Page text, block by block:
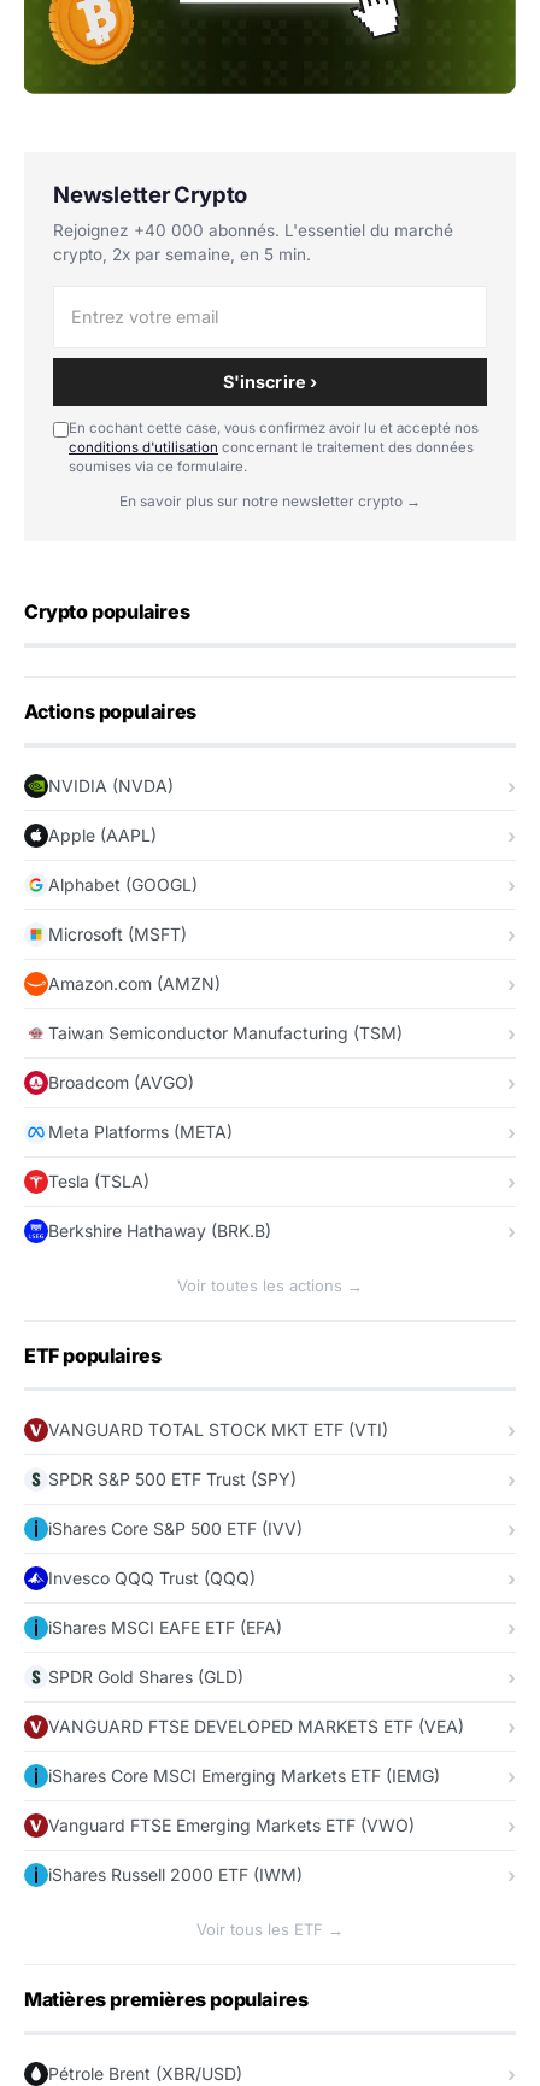
Newsletter Crypto
Rejoignez +40 000 abonnés. L'essentiel du marché
crypto, 2x par semaine, en 5 min.
S'inscrire ›
En cochant cette case, vous confirmez avoir lu et accepté nos
conditions d'utilisation concernant le traitement des données
soumises via ce formulaire.
En savoir plus sur notre newsletter crypto →
Crypto populaires
Actions populaires
NVIDIA (NVDA)
Apple (AAPL)
Alphabet (GOOGL)
Microsoft (MSFT)
Amazon.com (AMZN)
Taiwan Semiconductor Manufacturing (TSM)
Broadcom (AVGO)
Meta Platforms (META)
Tesla (TSLA)
Berkshire Hathaway (BRK.B)
Voir toutes les actions →
ETF populaires
VANGUARD TOTAL STOCK MKT ETF (VTI)
SPDR S&P 500 ETF Trust (SPY)
iShares Core S&P 500 ETF (IVV)
Invesco QQQ Trust (QQQ)
iShares MSCI EAFE ETF (EFA)
SPDR Gold Shares (GLD)
VANGUARD FTSE DEVELOPED MARKETS ETF (VEA)
iShares Core MSCI Emerging Markets ETF (IEMG)
Vanguard FTSE Emerging Markets ETF (VWO)
iShares Russell 2000 ETF (IWM)
Voir tous les ETF →
Matières premières populaires
Pétrole Brent (XBR/USD)